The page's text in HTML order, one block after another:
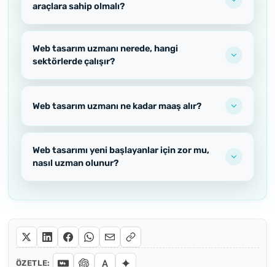
araçlara sahip olmalı?
Web tasarım uzmanı nerede, hangi
sektörlerde çalışır?
Web tasarım uzmanı ne kadar maaş alır?
Web tasarımı yeni başlayanlar için zor mu,
nasıl uzman olunur?
ÖZETLE: